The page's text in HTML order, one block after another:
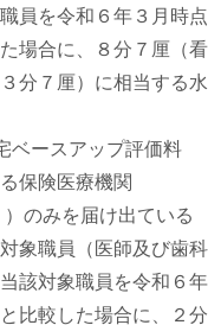
員を令和６年３月時点
場合に、８分７厘（看
分７厘）に相当する水
ベースアップ評価料
保険医療機関
のみを届け出ている
象職員（医師及び歯科
該対象職員を令和６年
比較した場合に、２分